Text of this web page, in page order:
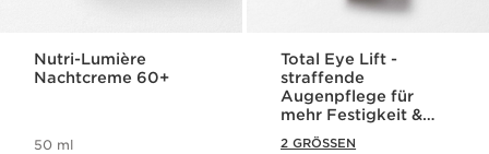
Nutri-Lumière
Nachtcreme 60+
50 ml
Total Eye Lift -
straffende
Augenpflege für
mehr Festigkeit &
Hautdichte
2 GRÖSSEN